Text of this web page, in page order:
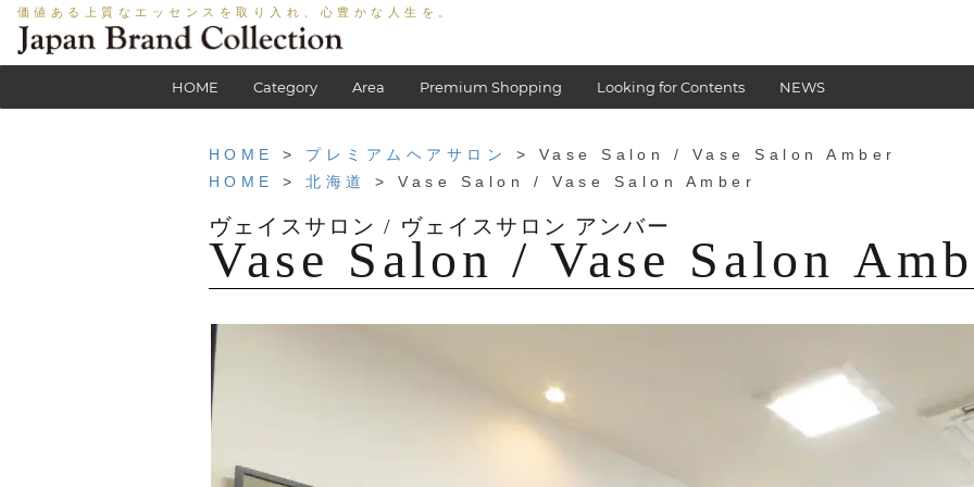
価値ある上質なエッセンスを取り入れ、心豊かな人生を。
HOME Category Area Premium Shopping Looking for Contents NEWS
HOME > プレミアムヘアサロン
> Vase Salon / Vase Salon Amber
HOME
>北海道 > Vase Salon / Vase Salon Amber
Vase Salon / Vase Salon